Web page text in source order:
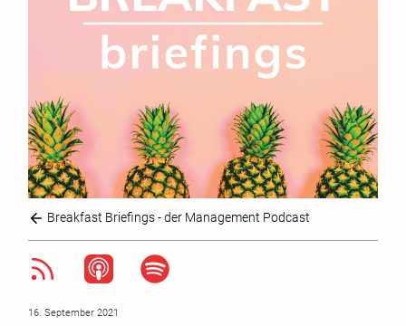
Breakfast Briefings - der Management Podcast
16. September 2021